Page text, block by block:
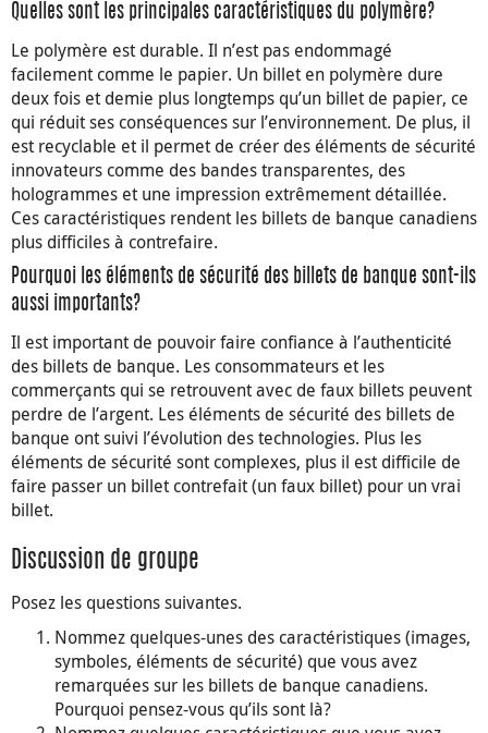
Quelles sont les principales caractéristiques du polymère?
Le polymère est durable. Il n’est pas endommagé
facilement comme le papier. Un billet en polymère dure
deux fois et demie plus longtemps qu’un billet de papier, ce
qui réduit ses conséquences sur l’environnement. De plus, il
est recyclable et il permet de créer des éléments de sécurité
innovateurs comme des bandes transparentes, des
hologrammes et une impression extrêmement détaillée.
Ces caractéristiques rendent les billets de banque canadiens
plus difficiles à contrefaire.
Pourquoi les éléments de sécurité des billets de banque sont-ils
aussi importants?
Il est important de pouvoir faire confiance à l’authenticité
des billets de banque. Les consommateurs et les
commerçants qui se retrouvent avec de faux billets peuvent
perdre de l’argent. Les éléments de sécurité des billets de
banque ont suivi l’évolution des technologies. Plus les
éléments de sécurité sont complexes, plus il est difficile de
faire passer un billet contrefait (un faux billet) pour un vrai
billet.
Discussion de groupe
Posez les questions suivantes.
Nommez quelques-unes des caractéristiques (images,
symboles, éléments de sécurité) que vous avez
remarquées sur les billets de banque canadiens.
Pourquoi pensez-vous qu’ils sont là?